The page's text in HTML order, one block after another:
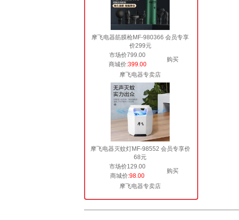
摩飞电器筋膜枪MF-980366 会员专享
价299元
市场价799.00
购买
商城价:399.00
摩飞电器专卖店
摩飞电器灭蚊灯MF-98552 会员专享价
68元
市场价129.00
购买
商城价:98.00
摩飞电器专卖店